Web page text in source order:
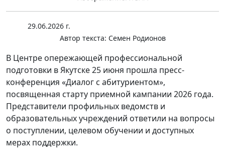
29.06.2026 г.
Автор текста: Семен Родионов
В Центре опережающей профессиональной
подготовки в Якутске 25 июня прошла пресс-
конференция «Диалог с абитуриентом»,
посвященная старту приемной кампании 2026 года.
Представители профильных ведомств и
образовательных учреждений ответили на вопросы
о поступлении, целевом обучении и доступных
мерах поддержки.